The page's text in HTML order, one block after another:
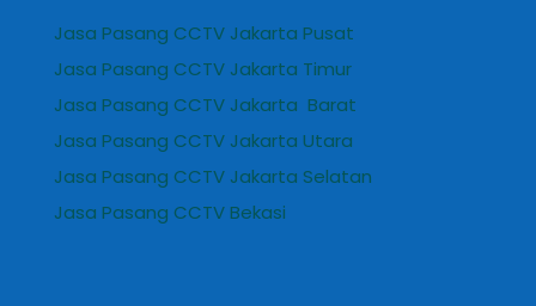
Jasa Pasang CCTV Jakarta Pusat
Jasa Pasang CCTV Jakarta Timur
Jasa Pasang CCTV Jakarta Barat
Jasa Pasang CCTV Jakarta Utara
Jasa Pasang CCTV Jakarta Selatan
Jasa Pasang CCTV Bekasi